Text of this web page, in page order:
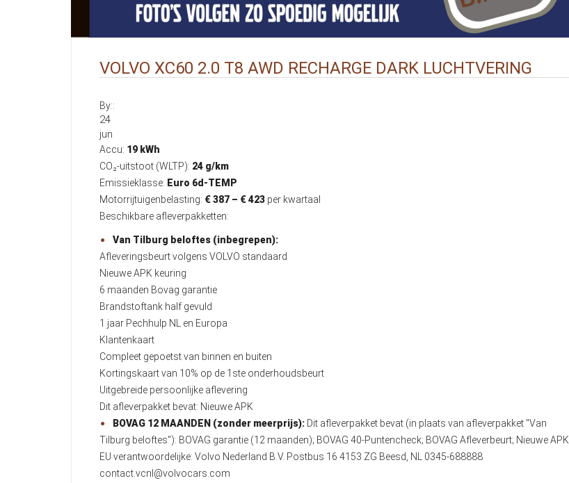
VOLVO XC60 2.0 T8 AWD RECHARGE DARK LUCHTVERING
By::
24
jun
Accu: 19 kWh
CO₂-uitstoot (WLTP): 24 g/km
Emissieklasse: Euro 6d-TEMP
Motorrijtuigenbelasting: € 387 – € 423 per kwartaal
Beschikbare afleverpakketten:
Van Tilburg beloftes (inbegrepen):
Afleveringsbeurt volgens VOLVO standaard
Nieuwe APK keuring
6 maanden Bovag garantie
Brandstoftank half gevuld
1 jaar Pechhulp NL en Europa
Klantenkaart
Compleet gepoetst van binnen en buiten
Kortingskaart van 10% op de 1ste onderhoudsbeurt
Uitgebreide persoonlijke aflevering
Dit afleverpakket bevat: Nieuwe APK
BOVAG 12 MAANDEN (zonder meerprijs): Dit afleverpakket bevat (in plaats van afleverpakket "Van
Tilburg beloftes"): BOVAG garantie (12 maanden); BOVAG 40-Puntencheck; BOVAG Afleverbeurt; Nieuwe APK
EU verantwoordelijke: Volvo Nederland B.V. Postbus 16 4153 ZG Beesd, NL 0345-688888
contact.vcnl@volvocars.com